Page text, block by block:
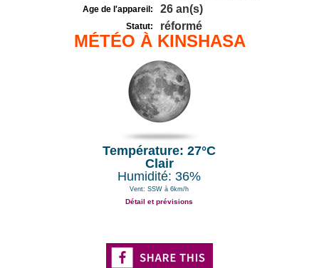
Age de l'appareil: 26 an(s)
Statut: réformé
MÉTÉO À KINSHASA
Température: 27°C
Clair
Humidité: 36%
Vent: SSW à 6km/h
Détail et prévisions